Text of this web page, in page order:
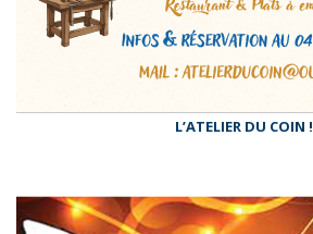
L’ATELIER DU COIN !